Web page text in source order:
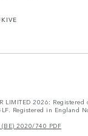
LIMITED 2026: Registered
Registered in England
(BE) 2020/740 PDF